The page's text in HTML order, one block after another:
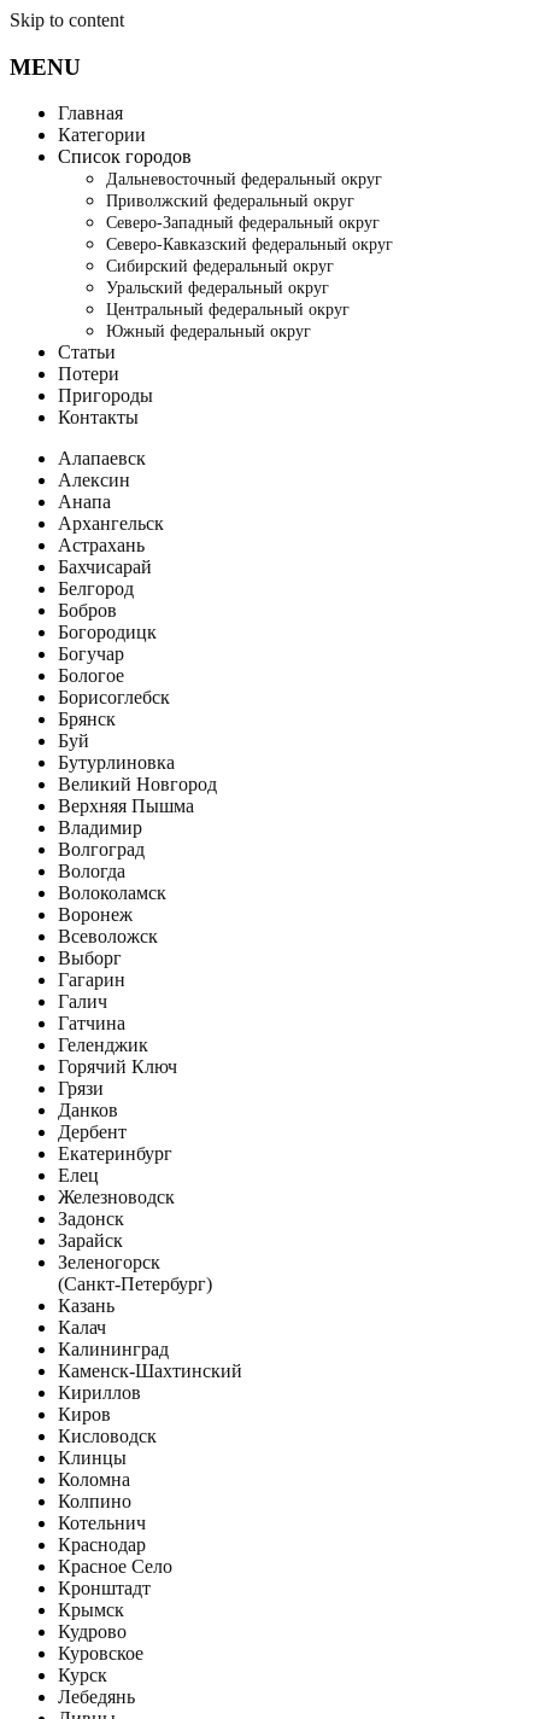
Skip to content
MENU
Главная
Категории
Список городов
Дальневосточный федеральный округ
Приволжский федеральный округ
Северо-Западный федеральный округ
Северо-Кавказский федеральный округ
Сибирский федеральный округ
Уральский федеральный округ
Центральный федеральный округ
Южный федеральный округ
Статьи
Потери
Пригороды
Контакты
Алапаевск
Алексин
Анапа
Архангельск
Астрахань
Бахчисарай
Белгород
Бобров
Богородицк
Богучар
Бологое
Борисоглебск
Брянск
Буй
Бутурлиновка
Великий Новгород
Верхняя Пышма
Владимир
Волгоград
Вологда
Волоколамск
Воронеж
Всеволожск
Выборг
Гагарин
Галич
Гатчина
Геленджик
Горячий Ключ
Грязи
Данков
Дербент
Екатеринбург
Елец
Железноводск
Задонск
Зарайск
Зеленогорск
(Санкт-Петербург)
Казань
Калач
Калининград
Каменск-Шахтинский
Кириллов
Киров
Кисловодск
Клинцы
Коломна
Колпино
Котельнич
Краснодар
Красное Село
Кронштадт
Крымск
Кудрово
Куровское
Курск
Лебедянь